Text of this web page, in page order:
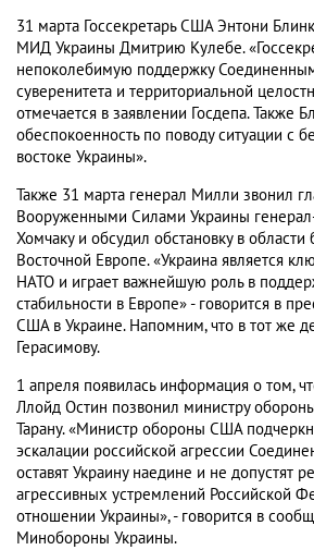
31 марта Госсекретарь США Энтони
МИД Украины Дмитрию Кулебе.
непоколебимую поддержку
суверенитета и территориальной
отмечается в заявлении Госдепа. Также
обеспокоенность по поводу ситуации с
востоке Украины».
Также 31 марта генерал Милли звонил
Вооруженными Силами Украины
Хомчаку и обсудил обстановку в области
Восточной Европе. «Украина является
НАТО и играет важнейшую роль в
стабильности в Европе» - говорится в
США в Украине. Напомним, что в тот же
Герасимову.
1 апреля появилась информация о том,
Ллойд Остин позвонил министру
Тарану. «Министр обороны США
эскалации российской агрессии
оставят Украину наедине и не допустят
агрессивных устремлений Российской
отношении Украины», - говорится в
Минобороны Украины.